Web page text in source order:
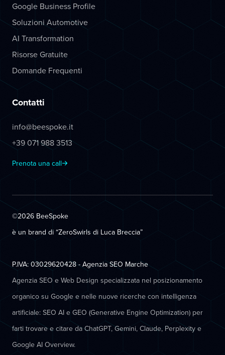
Google Business Profile
Soluzioni Automotive
AI Transformation
Risorse Gratuite
Domande Frequenti
Contatti
info@beespoke.it
+39 071 988 3513
Prenota una call
©2026 BeeSpoke
è un brand di “ZeroSwirls di Luca Breccia”
P.IVA: 03029620428 - Agenzia SEO Marche
Agenzia SEO e Web Design specializzata nel posizionamento
organico su Google e nelle nuove ricerche con intelligenza
artificiale: SEO AI e GEO (Generative Engine Optimization) per
farti trovare e citare da ChatGPT, Gemini, Claude, Perplexity e
Google AI Overview.